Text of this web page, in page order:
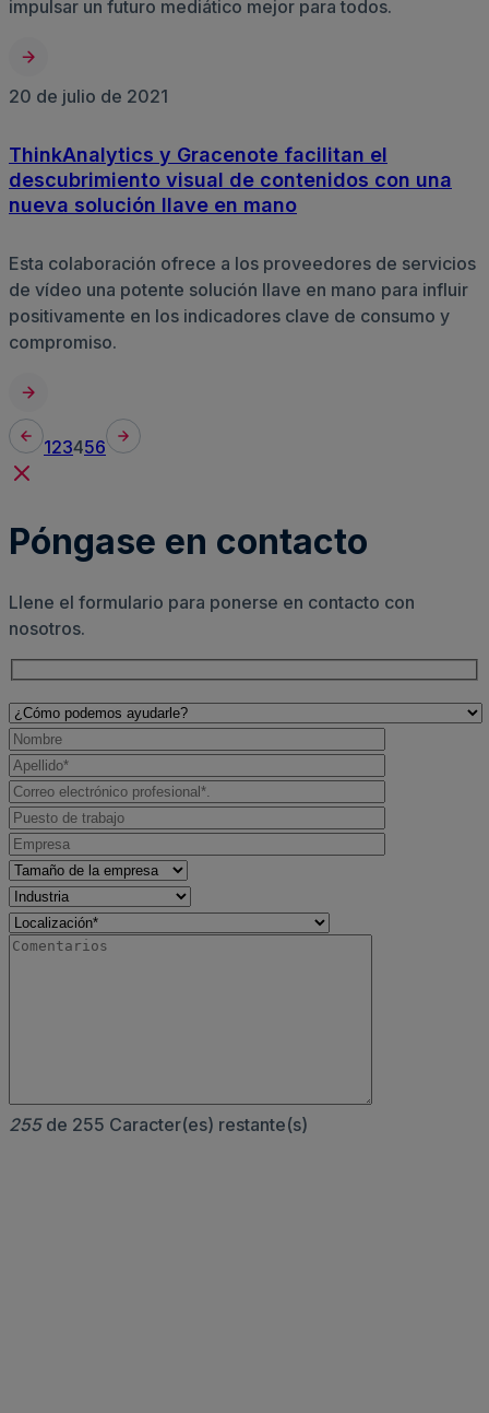
impulsar un futuro mediático mejor para todos.
20 de julio de 2021
ThinkAnalytics y Gracenote facilitan el
descubrimiento visual de contenidos con una
nueva solución llave en mano
Esta colaboración ofrece a los proveedores de servicios
de vídeo una potente solución llave en mano para influir
positivamente en los indicadores clave de consumo y
compromiso.
123456
Póngase en contacto
Llene el formulario para ponerse en contacto con
nosotros.
255de 255 Caracter(es) restante(s)